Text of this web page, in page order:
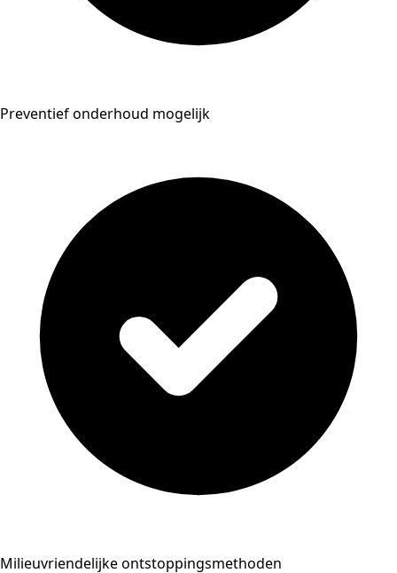
Preventief onderhoud mogelijk
Milieuvriendelijke ontstoppingsmethoden